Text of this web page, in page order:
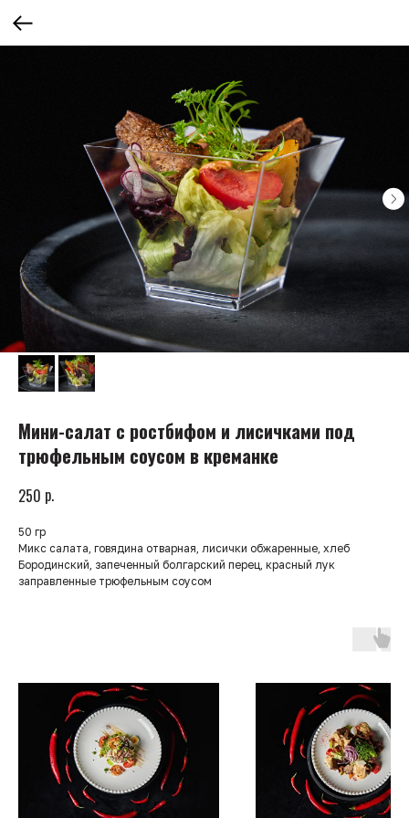
Мини-салат с ростбифом и лисичками под
трюфельным соусом в креманке
250 р.
50 гр
Микс салата, говядина отварная, лисички обжаренные, хлеб
Бородинский, запеченный болгарский перец, красный лук
заправленные трюфельным соусом